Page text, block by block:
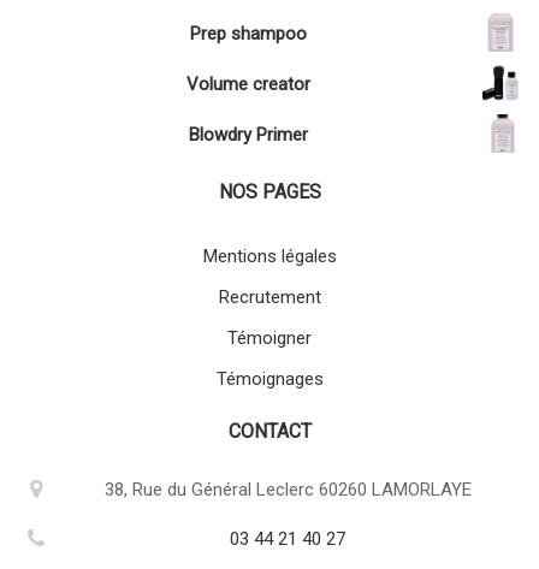
Prep shampoo
Volume creator
Blowdry Primer
NOS PAGES
Mentions légales
Recrutement
Témoigner
Témoignages
CONTACT
38, Rue du Général Leclerc 60260 LAMORLAYE
03 44 21 40 27